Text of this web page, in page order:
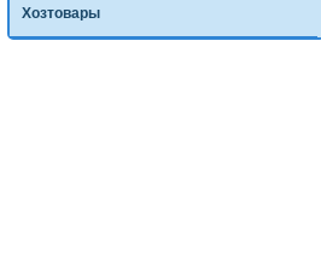
Хозтовары